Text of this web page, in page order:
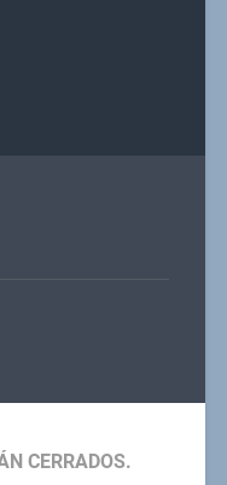
CERRADOS.